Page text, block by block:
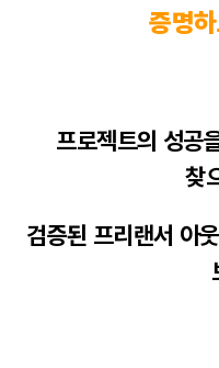
증명
프로젝트의 성공
찾
검증된 프리랜서 아